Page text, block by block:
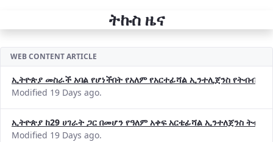
ትኩስ ዜና
WEB CONTENT ARTICLE
ኢትዮጵያ መስራች አባል የሆነችበት የአለም የአርተፊሻል ኢንተሊጀንስ የትብብር
Modified 19 Days ago.
ኢትዮጵያ ከ29 ሀገራት ጋር በመሆን የዓለም አቀፍ አርቴፊሻል ኢንተለጀንስ
Modified 19 Days ago.